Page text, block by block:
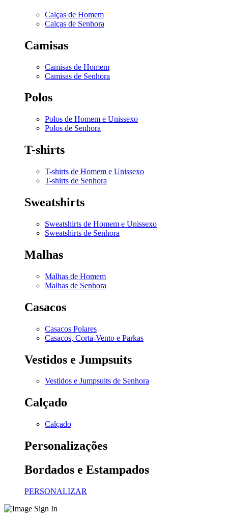
Calças de Homem
Calças de Senhora
Camisas
Camisas de Homem
Camisas de Senhora
Polos
Polos de Homem e Unissexo
Polos de Senhora
T-shirts
T-shirts de Homem e Unissexo
T-shirts de Senhora
Sweatshirts
Sweatshirts de Homem e Unissexo
Sweatshirts de Senhora
Malhas
Malhas de Homem
Malhas de Senhora
Casacos
Casacos Polares
Casacos, Corta-Vento e Parkas
Vestidos e Jumpsuits
Vestidos e Jumpsuits de Senhora
Calçado
Calçado
Personalizações
Bordados e Estampados
PERSONALIZAR